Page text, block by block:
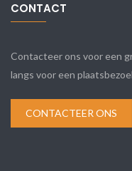
CONTACT
Contacteer ons voor een
langs voor een
CONTACTEER ONS